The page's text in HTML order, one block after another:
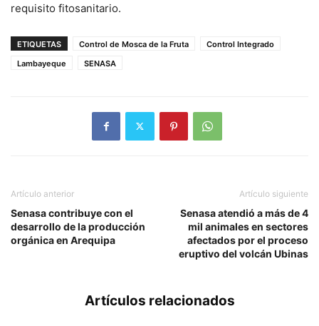
requisito fitosanitario.
ETIQUETAS Control de Mosca de la Fruta
Control Integrado
Lambayeque
SENASA
Artículo anterior
Senasa contribuye con el
desarrollo de la producción
orgánica en Arequipa
Artículo siguiente
Senasa atendió a más de 4
mil animales en sectores
afectados por el proceso
eruptivo del volcán Ubinas
Artículos relacionados